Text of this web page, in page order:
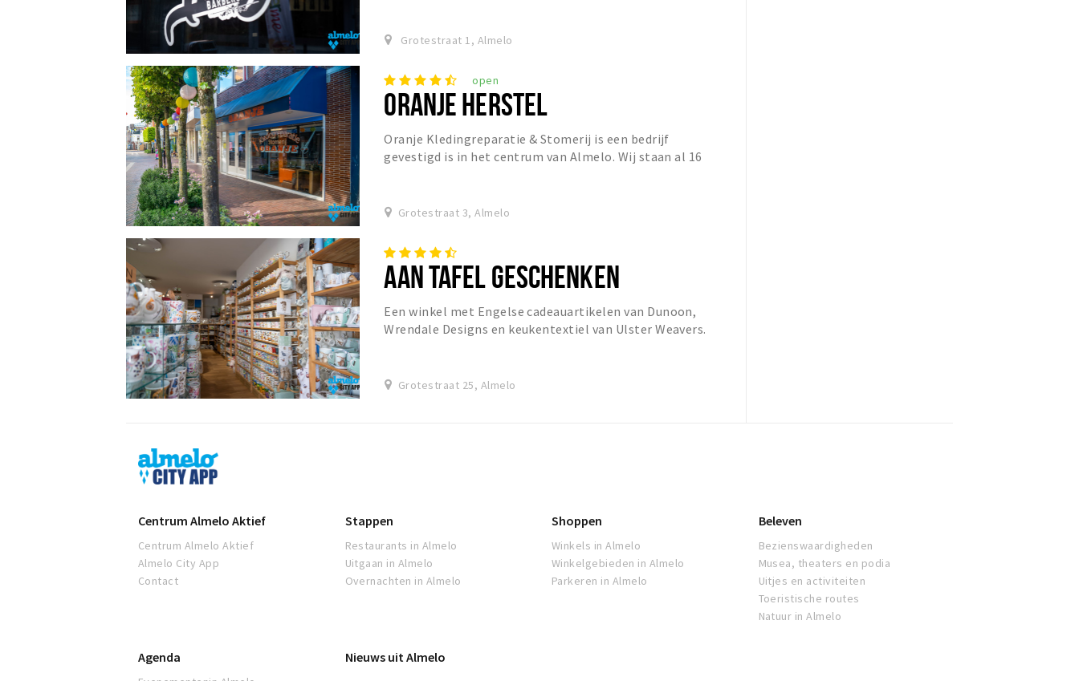
Grotestraat 1, Almelo
open
ORANJE HERSTEL
Oranje Kledingreparatie & Stomerij is een bedrijf
gevestigd is in het centrum van Almelo. Wij staan al 16
Grotestraat 3, Almelo
AAN TAFEL GESCHENKEN
Een winkel met Engelse cadeauartikelen van Dunoon,
Wrendale Designs en keukentextiel van Ulster Weavers.
Grotestraat 25, Almelo
Almelo
City
App
Centrum Almelo Aktief
Centrum Almelo Aktief
Almelo City App
Contact
Stappen
Restaurants in Almelo
Uitgaan in Almelo
Overnachten in Almelo
Shoppen
Winkels in Almelo
Winkelgebieden in Almelo
Parkeren in Almelo
Beleven
Bezienswaardigheden
Musea, theaters en podia
Uitjes en activiteiten
Toeristische routes
Natuur in Almelo
Agenda Nieuws uit Almelo